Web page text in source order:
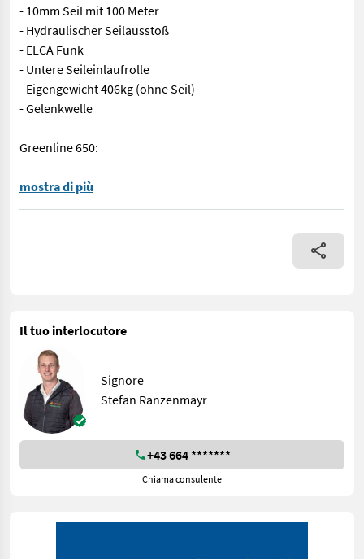
- 10mm Seil mit 100 Meter
- Hydraulischer Seilausstoß
- ELCA Funk
- Untere Seileinlaufrolle
- Eigengewicht 406kg (ohne Seil)
- Gelenkwelle
Greenline 650:
-
Neue Krpan Greenline Modelle ab sofort bei uns in jeder
mostra di più
Il tuo interlocutore
Signore
Stefan Ranzenmayr
+43 664 *******
Chiama consulente